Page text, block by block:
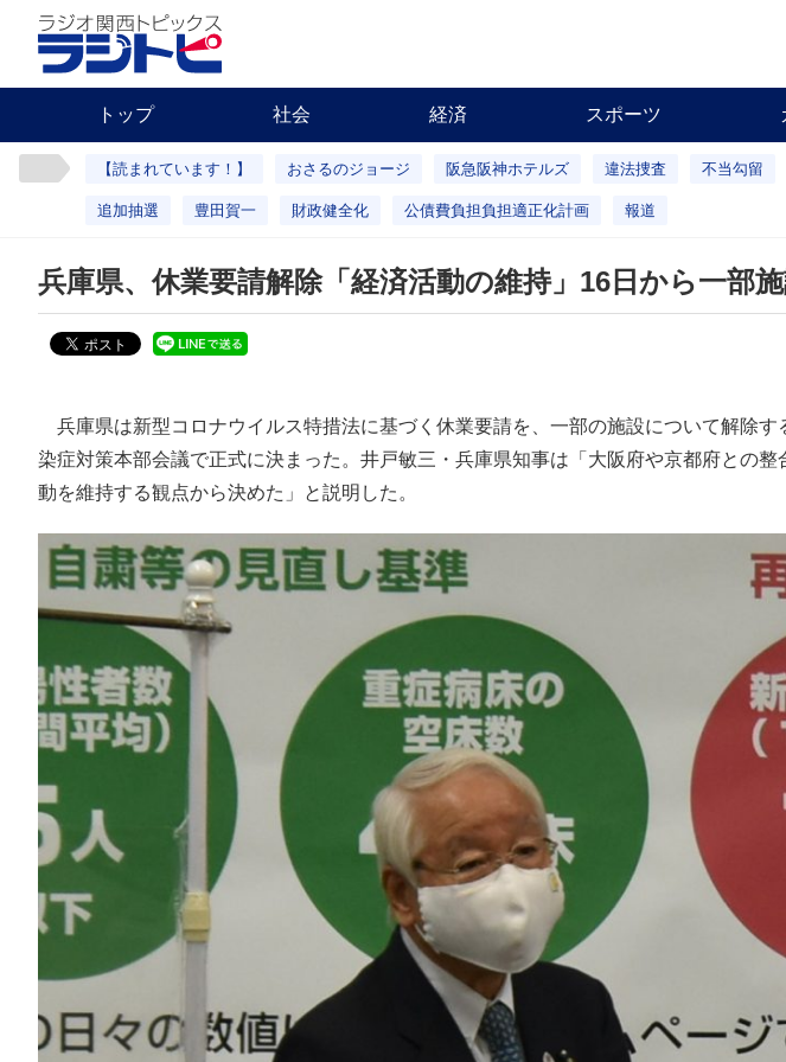
トップ 社会 経済 スポーツ
【読まれています！】 おさるのジョージ 阪急阪神ホテルズ 違法捜査 不当勾留
追加抽選 豊田賀一 財政健全化 公債費負担負担適正化計画 報道
兵庫県、休業要請解除「経済活動の維持」16日から一部
兵庫県は新型コロナウイルス特措法に基づく休業要請を、一部の施設について解除
染症対策本部会議で正式に決まった。井戸敏三・兵庫県知事は「大阪府や京都府との
動を維持する観点から決めた」と説明した。